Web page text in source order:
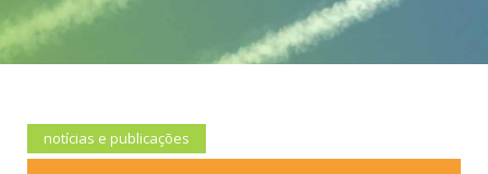
notícias e publicações